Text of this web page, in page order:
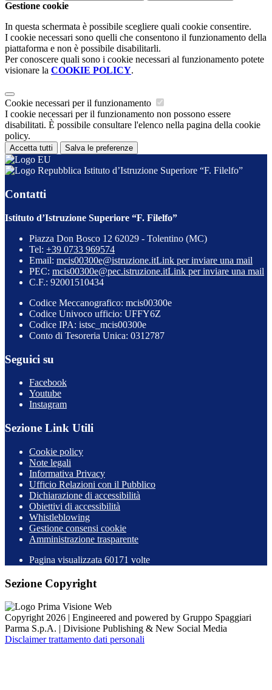
Gestione cookie
In questa schermata è possibile scegliere quali cookie consentire.
I cookie necessari sono quelli che consentono il funzionamento della
piattaforma e non è possibile disabilitarli.
Per conoscere quali sono i cookie necessari al funzionamento potete
visionare la COOKIE POLICY.
Cookie necessari per il funzionamento
I cookie necessari per il funzionamento non possono essere
disabilitati. È possibile consultare l'elenco nella pagina della cookie
policy.
Accetta tutti Salva le preferenze
Istituto d’Istruzione Superiore “F. Filelfo”
Contatti
Istituto d’Istruzione Superiore “F. Filelfo”
Piazza Don Bosco 12 62029 - Tolentino (MC)
Tel: +39 0733 969574
Email: mcis00300e@istruzione.itLink per inviare una mail
PEC: mcis00300e@pec.istruzione.itLink per inviare una mail
C.F.: 92001510434
Codice Meccanografico: mcis00300e
Codice Univoco ufficio: UFFY6Z
Codice IPA: istsc_mcis00300e
Conto di Tesoreria Unica: 0312787
Seguici su
Facebook
Youtube
Instagram
Sezione Link Utili
Cookie policy
Note legali
Informativa Privacy
Ufficio Relazioni con il Pubblico
Dichiarazione di accessibilità
Obiettivi di accessibilità
Whistleblowing
Gestione consensi cookie
Amministrazione trasparente
Pagina visualizzata 60171 volte
Sezione Copyright
Copyright 2026 | Engineered and powered by Gruppo Spaggiari
Parma S.p.A. | Divisione Publishing & New Social Media
Disclaimer trattamento dati personali